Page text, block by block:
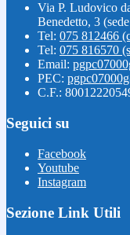
Via P. Ludovico
Benedetto, 3
Tel: 075 812466
Tel: 075 816570
Email:
PEC:
C.F.:
Seguici su
Facebook
Youtube
Instagram
Sezione Link Utili